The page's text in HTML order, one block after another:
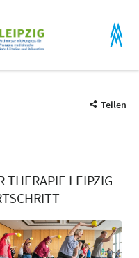
Teilen
THERAPIE LEIPZIG